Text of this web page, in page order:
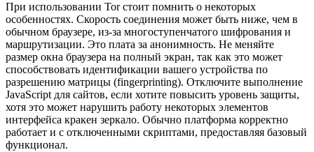
При использовании Tor стоит помнить о некоторых
особенностях. Скорость соединения может быть ниже, чем в
обычном браузере, из-за многоступенчатого шифрования и
маршрутизации. Это плата за анонимность. Не меняйте
размер окна браузера на полный экран, так как это может
способствовать идентификации вашего устройства по
разрешению матрицы (fingerprinting). Отключите выполнение
JavaScript для сайтов, если хотите повысить уровень защиты,
хотя это может нарушить работу некоторых элементов
интерфейса кракен зеркало. Обычно платформа корректно
работает и с отключенными скриптами, предоставляя базовый
функционал.